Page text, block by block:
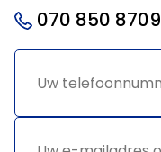
070 850 8709
Uw *
Uw e-
om u te
*